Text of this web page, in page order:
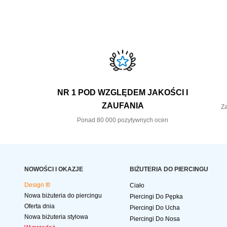
NR 1 POD WZGLĘDEM JAKOŚCI I
ZAUFANIA
Ponad 80 000 pozytywnych ocen
NOWOŚCI I OKAZJE
Design It!
Nowa biżuteria do piercingu
Oferta dnia
Nowa biżuteria stylowa
BIŻUTERIA DO PIERCINGU
Ciało
Piercingi Do Pępka
Piercingi Do Ucha
Piercingi Do Nosa